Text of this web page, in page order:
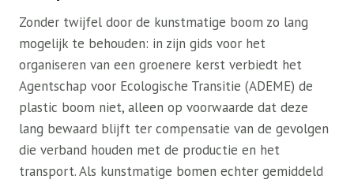
Zonder twijfel door de kunstmatige boom zo lang
mogelijk te behouden: in zijn gids voor het
organiseren van een groenere kerst verbiedt het
Agentschap voor Ecologische Transitie (ADEME) de
plastic boom niet, alleen op voorwaarde dat deze
lang bewaard blijft ter compensatie van de gevolgen
die verband houden met de productie en het
transport. Als kunstmatige bomen echter gemiddeld